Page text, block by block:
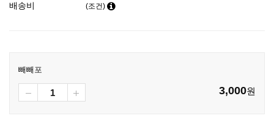
배송비
(조건)
빼빼포
3,000원